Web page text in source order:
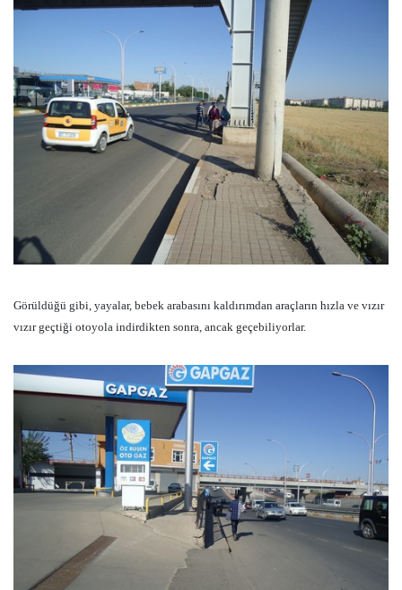
Görüldüğü gibi, yayalar, bebek arabasını kaldırımdan araçların hızla ve vızır
vızır geçtiği otoyola indirdikten sonra, ancak geçebiliyorlar.